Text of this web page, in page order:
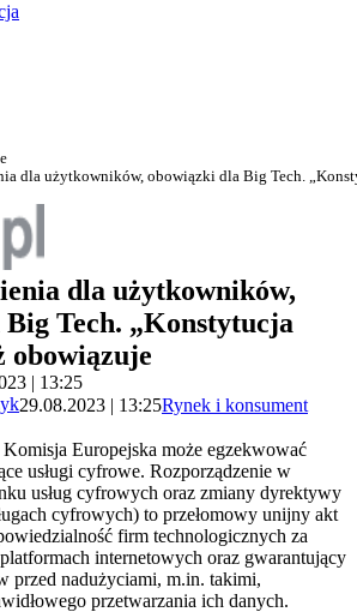
dla użytkowników, obowiązki dla Big Tech.
dla użytkowników,
Tech. „Konstytucja
obowiązuje
| 13:25
29.08.2023 | 13:25Rynek i konsument
Europejska może egzekwować
usługi cyfrowe. Rozporządzenie w
usług cyfrowych oraz zmiany dyrektywy
cyfrowych) to przełomowy unijny akt
firm technologicznych za
internetowych oraz gwarantujący
przed nadużyciami, m.in. takimi,
przetwarzania ich danych.